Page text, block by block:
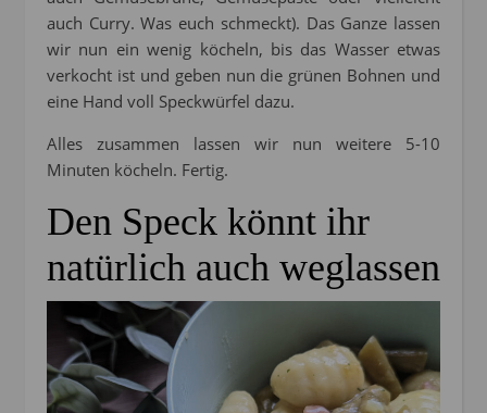
auch Curry. Was euch schmeckt). Das Ganze lassen
wir nun ein wenig köcheln, bis das Wasser etwas
verkocht ist und geben nun die grünen Bohnen und
eine Hand voll Speckwürfel dazu.
Alles zusammen lassen wir nun weitere 5-10
Minuten köcheln. Fertig.
Den Speck könnt ihr
natürlich auch weglassen